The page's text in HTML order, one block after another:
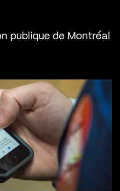
publique de Montréal